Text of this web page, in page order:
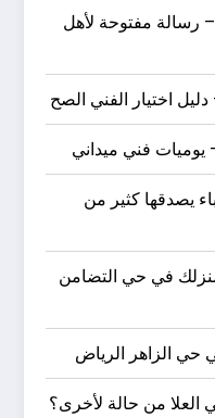
رسالة مفتوحة لأهل
اختيار الفني الصح
فني ميداني
يصدقها كثير من
في حي التضامن
حي الزاهر الرياض
العلا من حالة لأخرى؟